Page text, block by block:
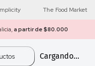
The Food Market
a partir de $80.000
Cargando...